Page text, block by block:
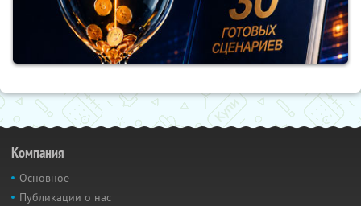
Компания
Основное
Публикации о нас